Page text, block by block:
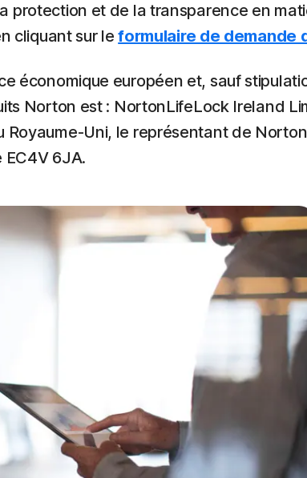
protection et de la transparence en
cliquant sur leformulaire de demande
économique européen et, sauf
Norton est : NortonLifeLock Ireland
Royaume-Uni, le représentant de
6JA.